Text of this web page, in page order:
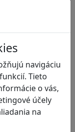
navigáciu
Tieto
o vás,
účely
na